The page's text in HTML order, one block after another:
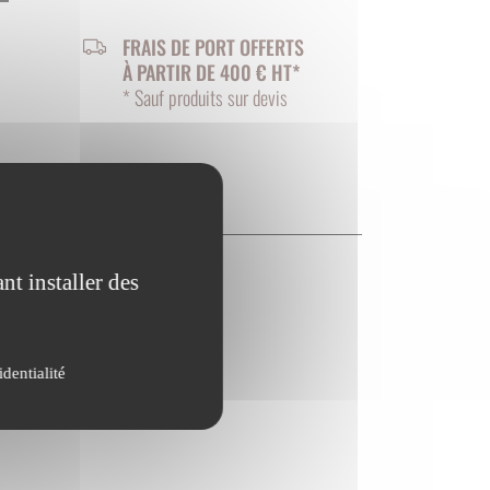
FRAIS DE PORT OFFERTS
À PARTIR DE 400 € HT*
* Sauf produits sur devis
installer des